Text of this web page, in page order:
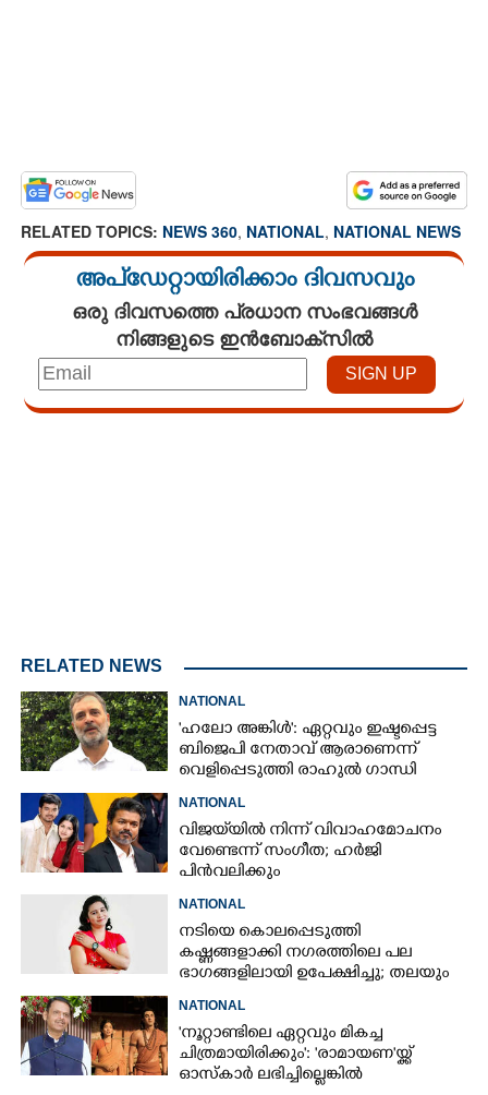
RELATED TOPICS: NEWS 360, NATIONAL, NATIONAL NEWS
അപ്ഡേറ്റായിരിക്കാം ദിവസവും
ഒരു ദിവസത്തെ പ്രധാന സംഭവങ്ങൾ
നിങ്ങളുടെ ഇൻബോക്സിൽ
RELATED NEWS
NATIONAL
'ഹലോ അങ്കിൾ': ഏറ്റവും ഇഷ്ടപ്പെട്ട
ബിജെപി നേതാവ് ആരാണെന്ന്
വെളിപ്പെടുത്തി രാഹുൽ ഗാന്ധി
NATIONAL
വിജയ്‌യിൽ നിന്ന് വിവാഹമോചനം
വേണ്ടെന്ന് സംഗീത; ഹർജി
പിൻവലിക്കും
NATIONAL
നടിയെ കൊലപ്പെടുത്തി
കഷ്ണങ്ങളാക്കി നഗരത്തിലെ പല
ഭാഗങ്ങളിലായി ഉപേക്ഷിച്ചു; തലയും
NATIONAL
'നൂറ്റാണ്ടിലെ ഏറ്റവും മികച്ച
ചിത്രമായിരിക്കും': 'രാമായണ'യ്ക്ക്
ഓസ്കാ‌ർ ലഭിച്ചില്ലെങ്കിൽ